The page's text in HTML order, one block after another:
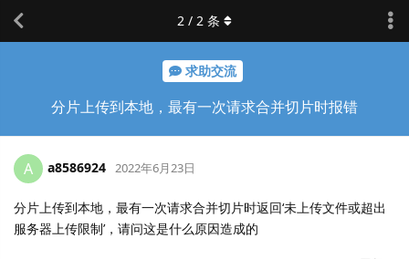
求助交流
分片上传到本地，最有一次请求合并切片时报错
2 / 2 条
A a8586924 2022年6月23日
分片上传到本地，最有一次请求合并切片时返回‘未上传文件或超出
服务器上传限制’，请问这是什么原因造成的